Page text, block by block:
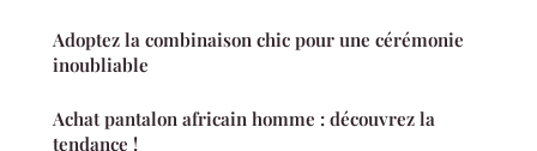
Adoptez la combinaison chic pour une cérémonie
inoubliable
Achat pantalon africain homme : découvrez la
tendance !